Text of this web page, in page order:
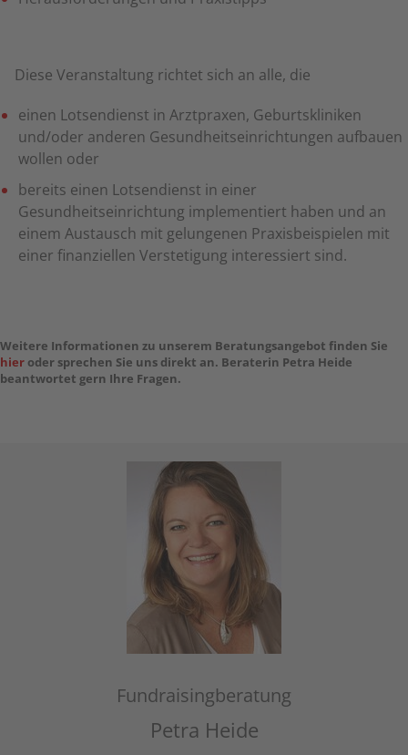
Diese Veranstaltung richtet sich an alle, die
einen Lotsendienst in Arztpraxen, Geburtskliniken
und/oder anderen Gesundheitseinrichtungen aufbauen
wollen oder
bereits einen Lotsendienst in einer
Gesundheitseinrichtung implementiert haben und an
einem Austausch mit gelungenen Praxisbeispielen mit
einer finanziellen Verstetigung interessiert sind.
Weitere Informationen zu unserem Beratungsangebot finden Sie
hier oder sprechen Sie uns direkt an. Beraterin Petra Heide
beantwortet gern Ihre Fragen.
Fundraisingberatung
Petra Heide